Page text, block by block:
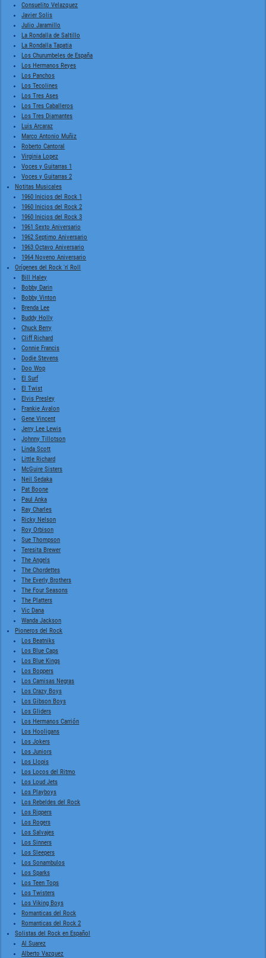
Consuelito Velazquez
Javier Solis
Julio Jaramillo
La Rondalla de Saltillo
La Rondalla Tapatia
Los Churumbeles de España
Los Hermanos Reyes
Los Panchos
Los Tecolines
Los Tres Ases
Los Tres Caballeros
Los Tres Diamantes
Luis Arcaraz
Marco Antonio Muñiz
Roberto Cantoral
Virginia Lopez
Voces y Guitarras 1
Voces y Guitarras 2
Notitas Musicales
1960 Inicios del Rock 1
1960 Inicios del Rock 2
1960 Inicios del Rock 3
1961 Sexto Aniversario
1962 Septimo Aniversario
1963 Octavo Aniversario
1964 Noveno Aniversario
Orígenes del Rock 'n' Roll
Bill Haley
Bobby Darin
Bobby Vinton
Brenda Lee
Buddy Holly
Chuck Berry
Cliff Richard
Connie Francis
Dodie Stevens
Doo Wop
El Surf
El Twist
Elvis Presley
Frankie Avalon
Gene Vincent
Jerry Lee Lewis
Johnny Tillotson
Linda Scott
Little Richard
McGuire Sisters
Neil Sedaka
Pat Boone
Paul Anka
Ray Charles
Ricky Nelson
Roy Orbison
Sue Thompson
Teresita Brewer
The Angels
The Chordettes
The Everly Brothers
The Four Seasons
The Platters
Vic Dana
Wanda Jackson
Pioneros del Rock
Los Beatniks
Los Blue Caps
Los Blue Kings
Los Boppers
Los Camisas Negras
Los Crazy Boys
Los Gibson Boys
Los Gliders
Los Hermanos Carrión
Los Hooligans
Los Jokers
Los Juniors
Los Llopis
Los Locos del Ritmo
Los Loud Jets
Los Playboys
Los Rebeldes del Rock
Los Rippers
Los Rogers
Los Salvajes
Los Sinners
Los Sleepers
Los Sonambulos
Los Sparks
Los Teen Tops
Los Twisters
Los Viking Boys
Romanticas del Rock
Romanticas del Rock 2
Solistas del Rock en Español
Al Suarez
Alberto Vazquez